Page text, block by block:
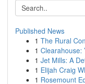
Published News
1 The Rural
1 Clearahouse:
1 Jet Mills: A
1 Elijah Craig
1 Rosemount